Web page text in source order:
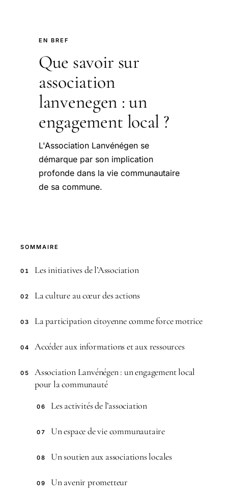
EN BREF
Que savoir sur
association
lanvenegen : un
engagement local ?
L'Association Lanvénégen se
démarque par son implication
profonde dans la vie communautaire
de sa commune.
SOMMAIRE
01 Les initiatives de l’Association
02 La culture au cœur des actions
03 La participation citoyenne comme force motrice
04 Accéder aux informations et aux ressources
05
Association Lanvénégen : un engagement local
pour la communauté
06 Les activités de l’association
07 Un espace de vie communautaire
08 Un soutien aux associations locales
09 Un avenir prometteur